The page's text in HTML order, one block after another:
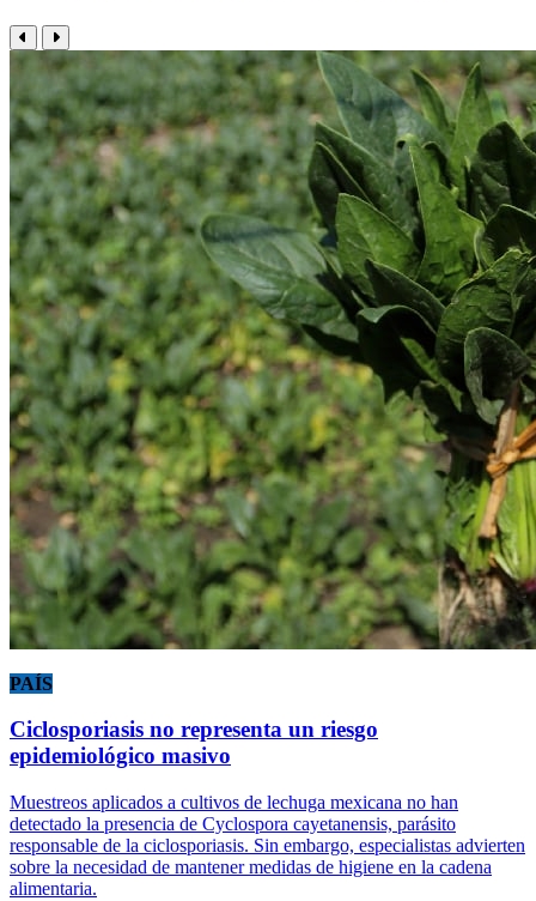
PAÍS
Ciclosporiasis no representa un riesgo
epidemiológico masivo
Muestreos aplicados a cultivos de lechuga mexicana no han
detectado la presencia de Cyclospora cayetanensis, parásito
responsable de la ciclosporiasis. Sin embargo, especialistas advierten
sobre la necesidad de mantener medidas de higiene en la cadena
alimentaria.